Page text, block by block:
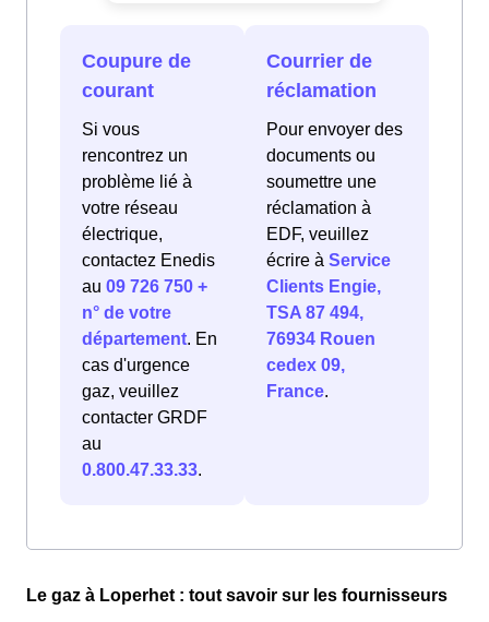
Coupure de
courant
Si vous
rencontrez un
problème lié à
votre réseau
électrique,
contactez Enedis
au 09 726 750 +
n° de votre
département. En
cas d'urgence
gaz, veuillez
contacter GRDF
au
0.800.47.33.33.
Courrier de
réclamation
Pour envoyer des
documents ou
soumettre une
réclamation à
EDF, veuillez
écrire à Service
Clients Engie,
TSA 87 494,
76934 Rouen
cedex 09,
France.
Le gaz à Loperhet : tout savoir sur les fournisseurs